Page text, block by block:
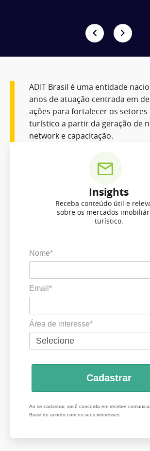
ADIT Brasil é uma entidade
anos de atuação centrada em
ações para fortalecer os
turístico a partir da geração de
network e capacitação.
Insights
Receba conteúdo útil e
sobre os mercados
turístico.
Nome*
Email*
Área de interesse*
Cadastrar
Ao se cadastrar, você concorda em receber
Brasil de acordo com os seus interesses.